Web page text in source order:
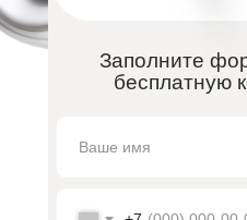
Заполните
бесплатную